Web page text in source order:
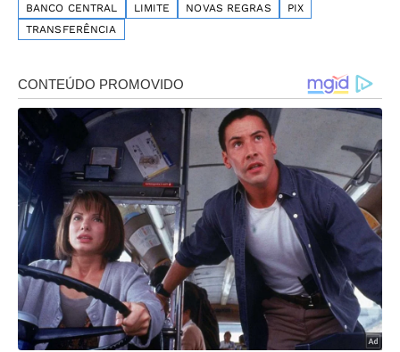
BANCO CENTRAL LIMITE NOVAS REGRAS
PIX
TRANSFERÊNCIA